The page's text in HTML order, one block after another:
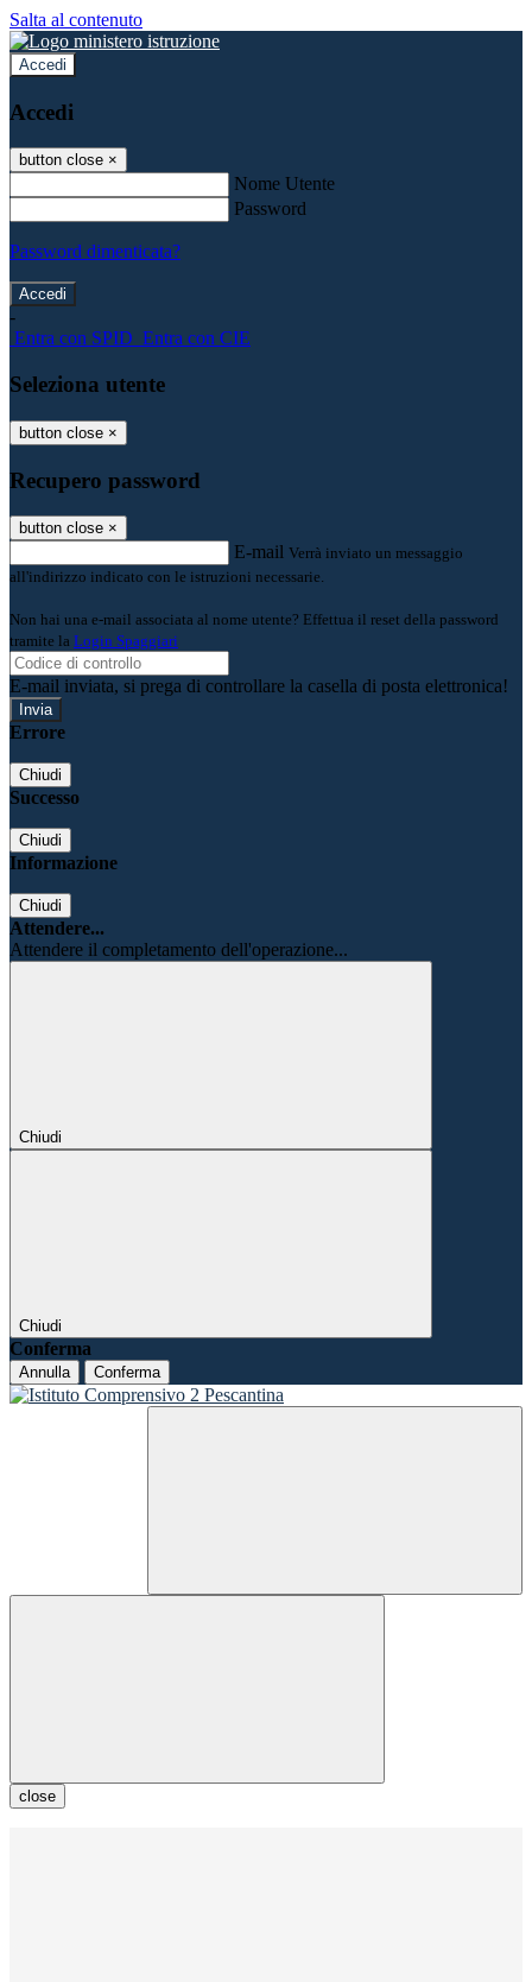
Salta al contenuto
Accedi
Accedi
button close ×
Nome Utente
Password
Password dimenticata?
-
Entra con SPID Entra con CIE
Seleziona utente
button close ×
Recupero password
button close ×
E-mail Verrà inviato un messaggio
all'indirizzo indicato con le istruzioni necessarie.
Non hai una e-mail associata al nome utente? Effettua il reset della password
tramite la Login Spaggiari
E-mail inviata, si prega di controllare la casella di posta elettronica!
Errore
Chiudi
Successo
Chiudi
Informazione
Chiudi
Attendere...
Attendere il completamento dell'operazione...
Chiudi
Chiudi
Conferma
Annulla Conferma
close